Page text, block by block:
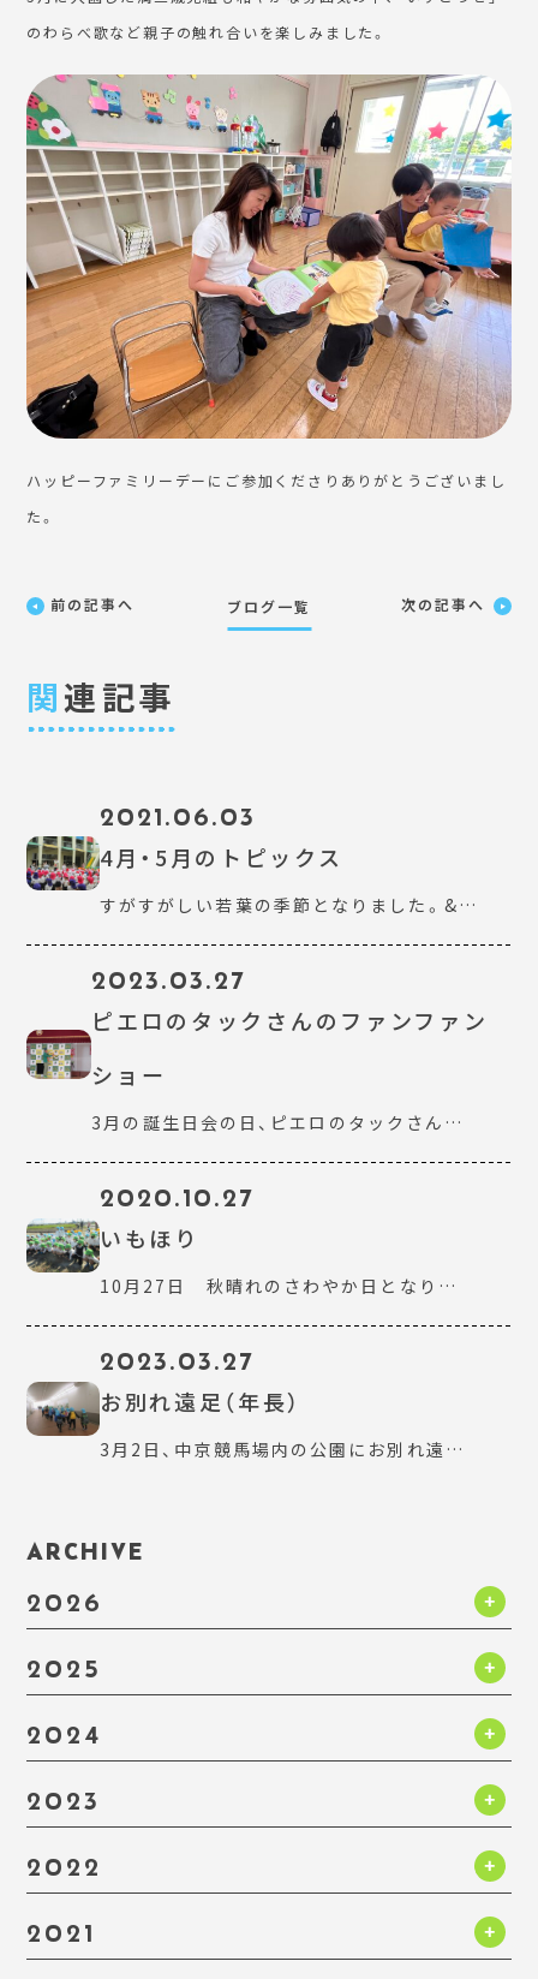
のわらべ歌など親子の触れ合いを楽しみました。
ハッピーファミリーデーにご参加くださりありがとうございまし
た。
前の記事へ ブログ一覧 次の記事へ
関連記事
2021.06.03
4月・5月のトピックス
すがすがしい若葉の季節となりました。&…
2023.03.27
ピエロのタックさんのファンファン
ショー
3月の誕生日会の日、ピエロのタックさん…
2020.10.27
いもほり
10月27日 秋晴れのさわやか日となり…
2023.03.27
お別れ遠足（年長）
3月2日、中京競馬場内の公園にお別れ遠…
ARCHIVE
2026
2025
2024
2023
2022
2021